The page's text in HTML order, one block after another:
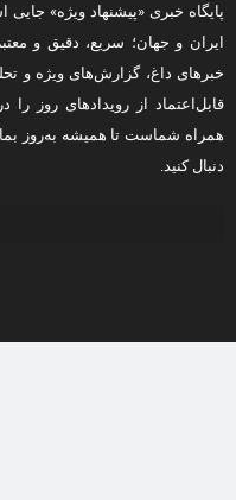
پایگاه خبری «پیشنهاد ویژه» جایی
ایران و جهان؛ سریع، دقیق و
خبرهای داغ، گزارش‌های ویژه و
قابل‌اعتماد از رویدادهای روز را
همراه شماست تا همیشه به‌روز
دنبال کنید.